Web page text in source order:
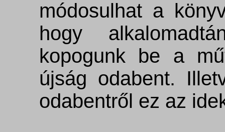
módosulhat a
hogy
kopogunk be a
újság odabent.
odabentről ez az